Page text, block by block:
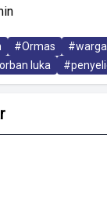
#Ormas #warga
luka